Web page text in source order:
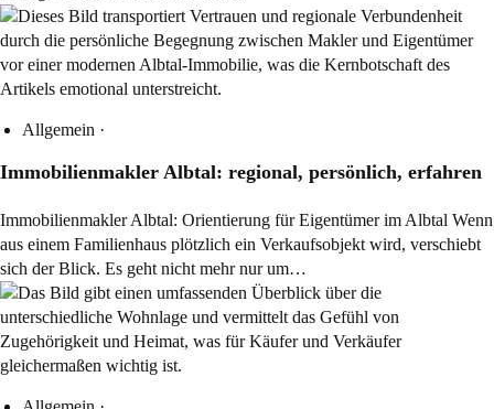
Allgemein ·
Immobilienmakler Albtal: regional, persönlich, erfahren
Immobilienmakler Albtal: Orientierung für Eigentümer im Albtal Wenn
aus einem Familienhaus plötzlich ein Verkaufsobjekt wird, verschiebt
sich der Blick. Es geht nicht mehr nur um…